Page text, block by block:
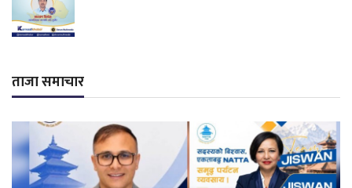
ताजा समाचार